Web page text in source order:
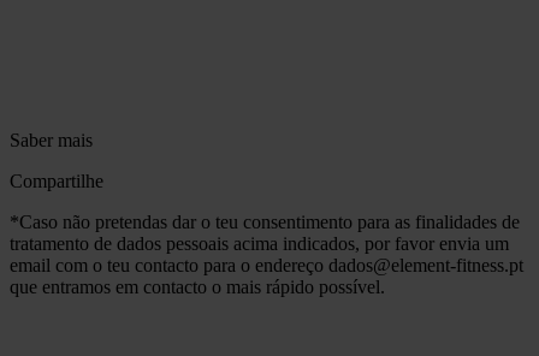
Saber mais
Compartilhe
*Caso não pretendas dar o teu consentimento para as finalidades de
tratamento de dados pessoais acima indicados, por favor envia um
email com o teu contacto para o endereço dados@element-fitness.pt
que entramos em contacto o mais rápido possível.